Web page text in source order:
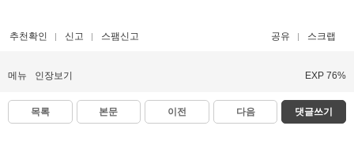
추천확인 신고 스팸신고 공유 스크랩
메뉴 인장보기 EXP 76%
목록 본문 이전 다음 댓글쓰기